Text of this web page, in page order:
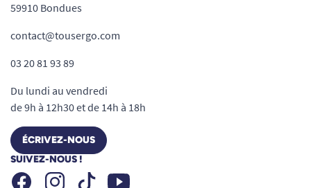
59910 Bondues
contact@tousergo.com
03 20 81 93 89
Du lundi au vendredi
de 9h à 12h30 et de 14h à 18h
ÉCRIVEZ-NOUS
SUIVEZ-NOUS !
FacebookInstagramTiktok Youtube